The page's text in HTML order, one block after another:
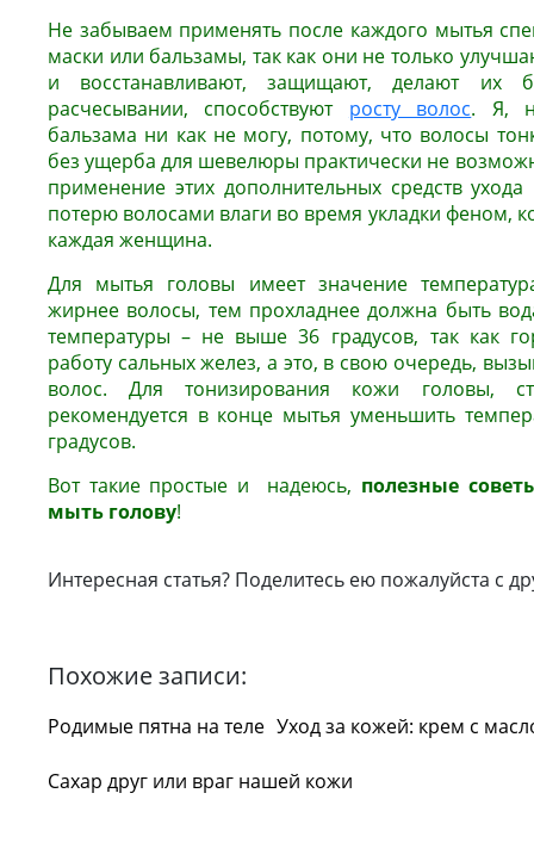
Не забываем применять после каждого мытья
маски или бальзамы, так как они не только
и восстанавливают, защищают, делают их
расчесывании, способствуют росту волос. Я,
бальзама ни как не могу, потому, что волосы
без ущерба для шевелюры практически не
применение этих дополнительных средств ухода
потерю волосами влаги во время укладки феном,
каждая женщина.
Для мытья головы имеет значение
жирнее волосы, тем прохладнее должна быть
температуры – не выше 36 градусов, так как
работу сальных желез, а это, в свою очередь,
волос. Для тонизирования кожи головы,
рекомендуется в конце мытья уменьшить
градусов.
Вот такие простые и надеюсь, полезные
мыть голову!
Интересная статья? Поделитесь ею пожалуйста с
Похожие записи:
Родимые пятна на теле Уход за кожей: крем с
Сахар друг или враг нашей кожи